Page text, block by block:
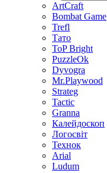
ArtCraft
Bombat Game
Trefl
Тато
ToP Bright
PuzzleOk
Dyvogra
Mr.Playwood
Strateg
Tactic
Granna
Калейдоскоп
Логосвіт
Технок
Arial
Ludum